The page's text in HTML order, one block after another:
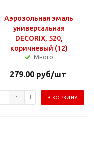
Аэрозольная эмаль
универсальная
DECORIX, 520,
коричневый (12)
Много
279.00руб/шт
В КОРЗИНУ